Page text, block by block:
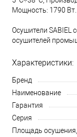
Мощность: 1790 Вт.
Осушители SABIEL
осушителей
Характеристики:
Бренд
Наименование
Гарантия
Серия
Площадь